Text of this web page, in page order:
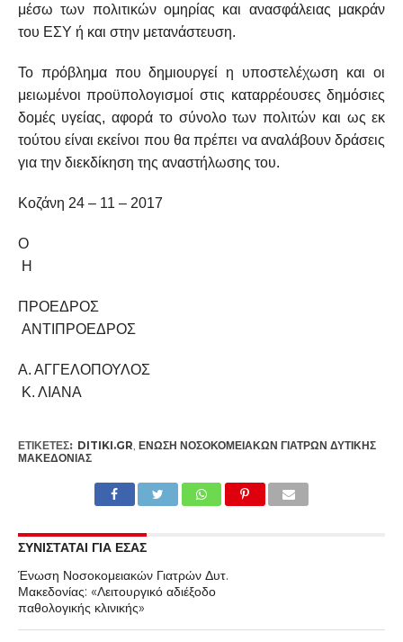
μέσω των πολιτικών ομηρίας και ανασφάλειας μακράν
του ΕΣΥ ή και στην μετανάστευση.
Το πρόβλημα που δημιουργεί η υποστελέχωση και οι
μειωμένοι προϋπολογισμοί στις καταρρέουσες δημόσιες
δομές υγείας, αφορά το σύνολο των πολιτών και ως εκ
τούτου είναι εκείνοι που θα πρέπει να αναλάβουν δράσεις
για την διεκδίκηση της αναστήλωσης του.
Κοζάνη 24 – 11 – 2017
Ο
Η
ΠΡΟΕΔΡΟΣ
ΑΝΤΙΠΡΟΕΔΡΟΣ
Α. ΑΓΓΕΛΟΠΟΥΛΟΣ
Κ. ΛΙΑΝΑ
ΕΤΙΚΕΤΕΣ: DITIKI.GR ΈΝΩΣΗ ΝΟΣΟΚΟΜΕΙΑΚΏΝ ΓΙΑΤΡΏΝ ΔΥΤΙΚΉΣ
ΜΑΚΕΔΟΝΊΑΣ
ΣΥΝΙΣΤΑΤΑΙ ΓΙΑ ΕΣΑΣ
Ένωση Νοσοκομειακών Γιατρών Δυτ.
Μακεδονίας: «Λειτουργικό αδιέξοδο
παθολογικής κλινικής»